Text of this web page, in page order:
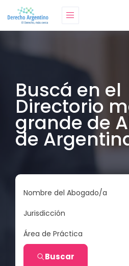
Buscá en el
Directorio
grande de
de
Nombre del Abogado/a
Jurisdicción
Área de Práctica
Buscar